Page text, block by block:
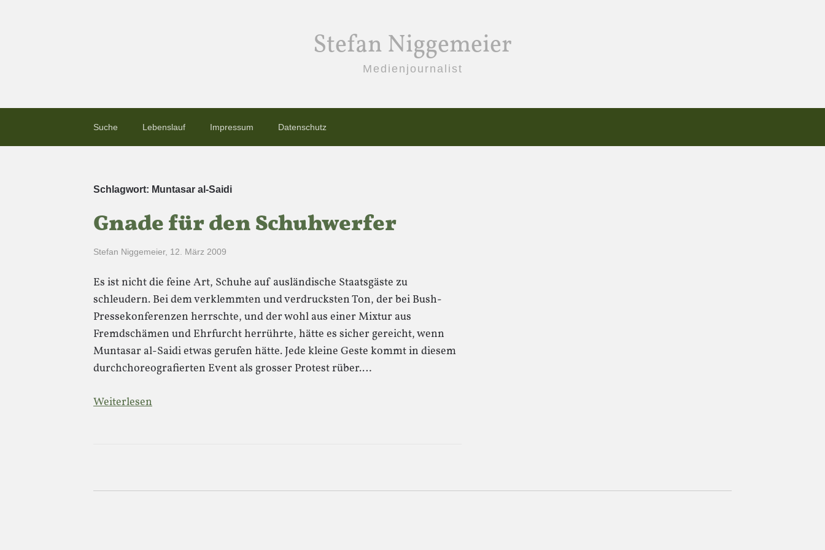
Stefan Niggemeier
Medienjournalist
Suche Lebenslauf Impressum Datenschutz
Schlagwort: Muntasar al-Saidi
Gnade für den Schuhwerfer
Stefan Niggemeier, 12. März 2009
Es ist nicht die feine Art, Schuhe auf ausländische Staatsgäste zu
schleudern. Bei dem verklemmten und verdrucksten Ton, der bei Bush-
Pressekonferenzen herrschte, und der wohl aus einer Mixtur aus
Fremdschämen und Ehrfurcht herrührte, hätte es sicher gereicht, wenn
Muntasar al-Saidi etwas gerufen hätte. Jede kleine Geste kommt in diesem
durchchoreografierten Event als grosser Protest rüber.…
Weiterlesen